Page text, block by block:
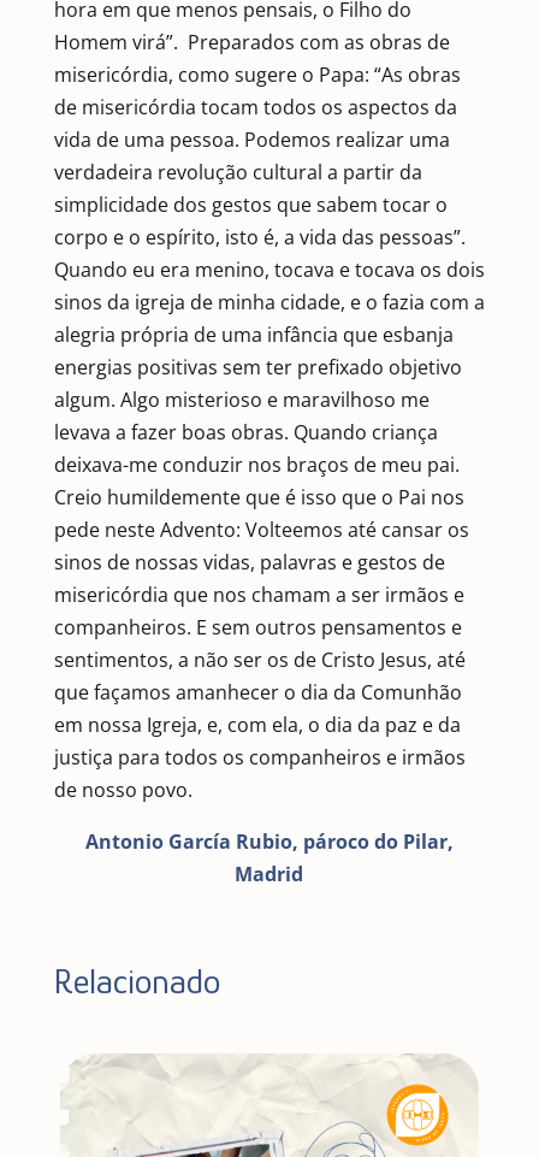
hora em que menos pensais, o Filho do
Homem virá”. Preparados com as obras de
misericórdia, como sugere o Papa: “As obras
de misericórdia tocam todos os aspectos da
vida de uma pessoa. Podemos realizar uma
verdadeira revolução cultural a partir da
simplicidade dos gestos que sabem tocar o
corpo e o espírito, isto é, a vida das pessoas”.
Quando eu era menino, tocava e tocava os dois
sinos da igreja de minha cidade, e o fazia com a
alegria própria de uma infância que esbanja
energias positivas sem ter prefixado objetivo
algum. Algo misterioso e maravilhoso me
levava a fazer boas obras. Quando criança
deixava-me conduzir nos braços de meu pai.
Creio humildemente que é isso que o Pai nos
pede neste Advento: Volteemos até cansar os
sinos de nossas vidas, palavras e gestos de
misericórdia que nos chamam a ser irmãos e
companheiros. E sem outros pensamentos e
sentimentos, a não ser os de Cristo Jesus, até
que façamos amanhecer o dia da Comunhão
em nossa Igreja, e, com ela, o dia da paz e da
justiça para todos os companheiros e irmãos
de nosso povo.
Antonio García Rubio, pároco do Pilar,
Madrid
Relacionado